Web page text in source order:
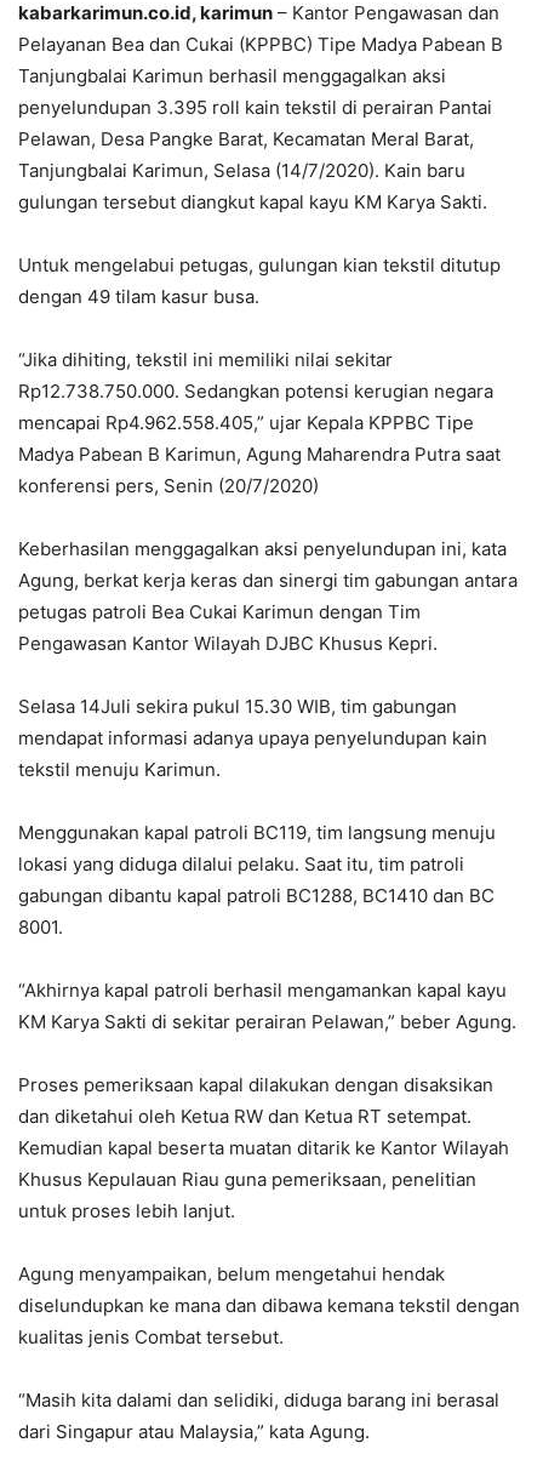
kabarkarimun.co.id, karimun – Kantor Pengawasan dan
Pelayanan Bea dan Cukai (KPPBC) Tipe Madya Pabean B
Tanjungbalai Karimun berhasil menggagalkan aksi
penyelundupan 3.395 roll kain tekstil di perairan Pantai
Pelawan, Desa Pangke Barat, Kecamatan Meral Barat,
Tanjungbalai Karimun, Selasa (14/7/2020). Kain baru
gulungan tersebut diangkut kapal kayu KM Karya Sakti.
Untuk mengelabui petugas, gulungan kian tekstil ditutup
dengan 49 tilam kasur busa.
“Jika dihiting, tekstil ini memiliki nilai sekitar
Rp12.738.750.000. Sedangkan potensi kerugian negara
mencapai Rp4.962.558.405,” ujar Kepala KPPBC Tipe
Madya Pabean B Karimun, Agung Maharendra Putra saat
konferensi pers, Senin (20/7/2020)
Keberhasilan menggagalkan aksi penyelundupan ini, kata
Agung, berkat kerja keras dan sinergi tim gabungan antara
petugas patroli Bea Cukai Karimun dengan Tim
Pengawasan Kantor Wilayah DJBC Khusus Kepri.
Selasa 14Juli sekira pukul 15.30 WIB, tim gabungan
mendapat informasi adanya upaya penyelundupan kain
tekstil menuju Karimun.
Menggunakan kapal patroli BC119, tim langsung menuju
lokasi yang diduga dilalui pelaku. Saat itu, tim patroli
gabungan dibantu kapal patroli BC1288, BC1410 dan BC
8001.
“Akhirnya kapal patroli berhasil mengamankan kapal kayu
KM Karya Sakti di sekitar perairan Pelawan,” beber Agung.
Proses pemeriksaan kapal dilakukan dengan disaksikan
dan diketahui oleh Ketua RW dan Ketua RT setempat.
Kemudian kapal beserta muatan ditarik ke Kantor Wilayah
Khusus Kepulauan Riau guna pemeriksaan, penelitian
untuk proses lebih lanjut.
Agung menyampaikan, belum mengetahui hendak
diselundupkan ke mana dan dibawa kemana tekstil dengan
kualitas jenis Combat tersebut.
“Masih kita dalami dan selidiki, diduga barang ini berasal
dari Singapur atau Malaysia,” kata Agung.